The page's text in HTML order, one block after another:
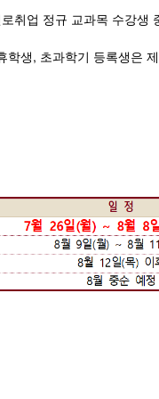
취업 정규 교과목 수강생
학생, 초과학기 등록생은